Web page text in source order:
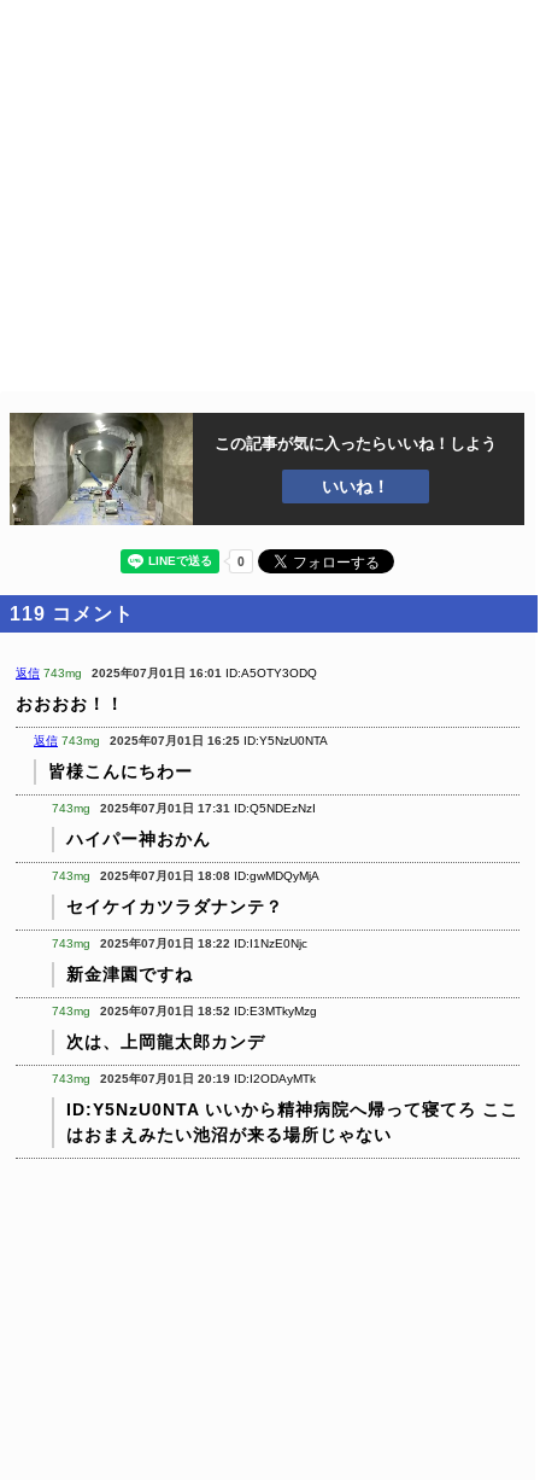
この記事が気に入ったらいいね！しよう
いいね！
119 コメント
返信 743mg 2025年07月01日 16:01 ID:A5OTY3ODQ
おおおお！！
返信 743mg 2025年07月01日 16:25 ID:Y5NzU0NTA
皆様こんにちわー
743mg 2025年07月01日 17:31 ID:Q5NDEzNzI
ハイパー神おかん
743mg 2025年07月01日 18:08 ID:gwMDQyMjA
セイケイカツラダナンテ？
743mg 2025年07月01日 18:22 ID:I1NzE0Njc
新金津園ですね
743mg 2025年07月01日 18:52 ID:E3MTkyMzg
次は、上岡龍太郎カンデ
743mg 2025年07月01日 20:19 ID:I2ODAyMTk
ID:Y5NzU0NTA いいから精神病院へ帰って寝てろ ここ
はおまえみたい池沼が来る場所じゃない